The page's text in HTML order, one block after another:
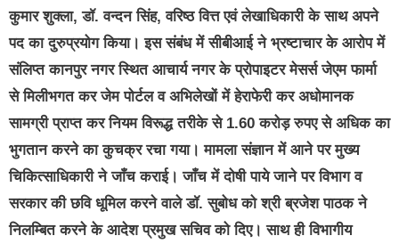
कुमार शुक्ला, डॉ. वन्दन सिंह, वरिष्ठ वित्त एवं लेखाधिकारी के साथ अपने
पद का दुरुप्रयोग किया। इस संबंध में सीबीआई ने भ्रष्टाचार के आरोप में
संलिप्त कानपुर नगर स्थित आचार्य नगर के प्रोपाइटर मेसर्स जेएम फार्मा
से मिलीभगत कर जेम पोर्टल व अभिलेखों में हेराफेरी कर अधोमानक
सामग्री प्राप्त कर नियम विरूद्ध तरीके से 1.60 करोड़ रुपए से अधिक का
भुगतान करने का कुचक्र रचा गया। मामला संज्ञान में आने पर मुख्य
चिकित्साधिकारी ने जाँच कराई। जाँच में दोषी पाये जाने पर विभाग व
सरकार की छवि धूमिल करने वाले डॉ. सुबोध को श्री ब्रजेश पाठक ने
निलम्बित करने के आदेश प्रमुख सचिव को दिए। साथ ही विभागीय